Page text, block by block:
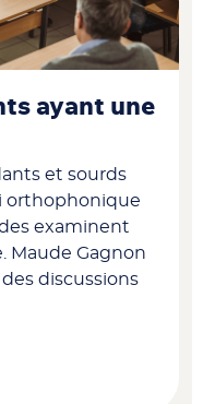
ayant une
et sourds
orthophonique
examinent
Maude Gagnon
discussions